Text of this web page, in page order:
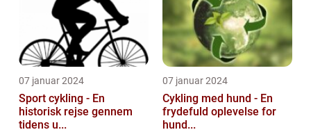
07 januar 2024
Sport cykling - En
historisk rejse gennem
tidens u...
07 januar 2024
Cykling med hund - En
frydefuld oplevelse for
hund...